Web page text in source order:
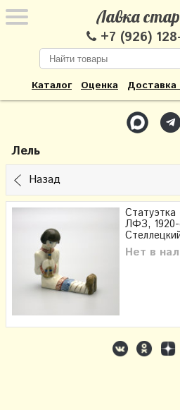
Лавка
+7 (926)
Каталог Оценка Доставка
Лель
Назад
ЛФЗ, 1920-
Нет в